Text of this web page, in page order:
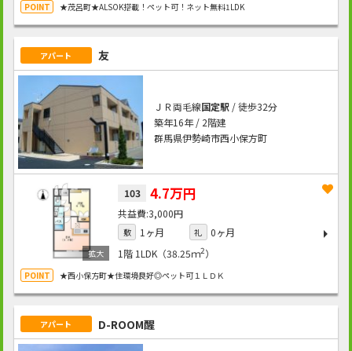
★茂呂町★ALSOK搭載！ペット可！ネット無料1LDK
アパート 友
ＪＲ両毛線国定駅/ 徒歩32分
築年16年 / 2階建
群馬県伊勢崎市西小保方町
103 4.7万円
3,000円
敷 1ヶ月 礼
0ヶ月
1階 1LDK（38.25ｍ2）
★西小保方町★住環境良好◎ペット可１ＬＤＫ
アパート D-ROOM醒